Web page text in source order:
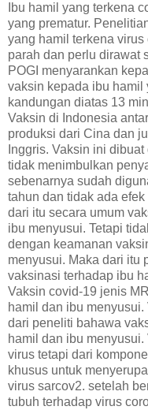
Ibu hamil yang terkena
yang prematur.
yang hamil terkena
parah dan perlu dirawat
POGI menyarankan
vaksin kepada ibu hamil
kandungan diatas 13
Vaksin di Indonesia
produksi dari Cina dan
Inggris. Vaksin ini
tidak menimbulkan
sebenarnya sudah
tahun dan tidak ada
dari itu secara umum
ibu menyusui. Tetapi
dengan keamanan
menyusui. Maka dari itu
vaksinasi terhadap ibu
Vaksin covid-19 jenis
hamil dan ibu
dari peneliti bahawa
hamil dan ibu
virus tetapi dari
khusus untuk
virus sarcov2. setelah
tubuh terhadap virus